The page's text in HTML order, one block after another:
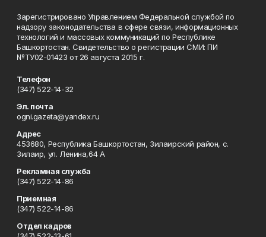
Зарегистрировано Управлением Федеральной службой по
надзору законодательства в сфере связи, информационных
технологий и массовых коммуникаций по Республике
Башкортостан. Свидетельство о регистрации СМИ: ПИ
№ТУ02-01423 от 26 августа 2015 г.
Телефон
(347) 522-14-32
Эл. почта
ogni.gazeta@yandex.ru
Адрес
453680, Республика Башкортостан, Зилаирский район, с.
Зилаир, ул. Ленина,64 А
Рекламная служба
(347) 522-14-86
Приемная
(347) 522-14-86
Отдел кадров